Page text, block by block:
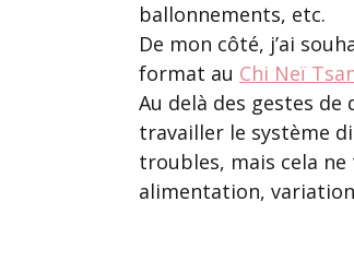
ballonnements, etc.
De mon côté, j’ai
format au Chi Neï
Au delà des gestes
travailler le système
troubles, mais cela
alimentation,